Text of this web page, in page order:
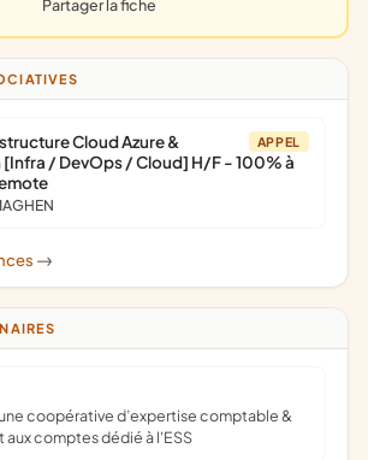
Partager la fiche
APPEL
Cloud Azure &
/ DevOps / Cloud] H/F - 100% à
->
aux comptes dédié à l'ESS